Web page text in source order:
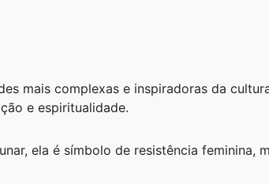
mais complexas e inspiradoras da
e espiritualidade.
ela é símbolo de resistência feminina,